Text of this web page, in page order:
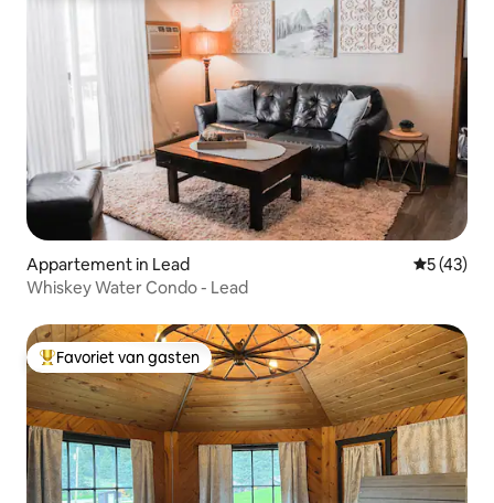
Appartement in Lead
5 (43)
Whiskey Water Condo - Lead
Topfavoriet van gasten
Favoriet van gasten